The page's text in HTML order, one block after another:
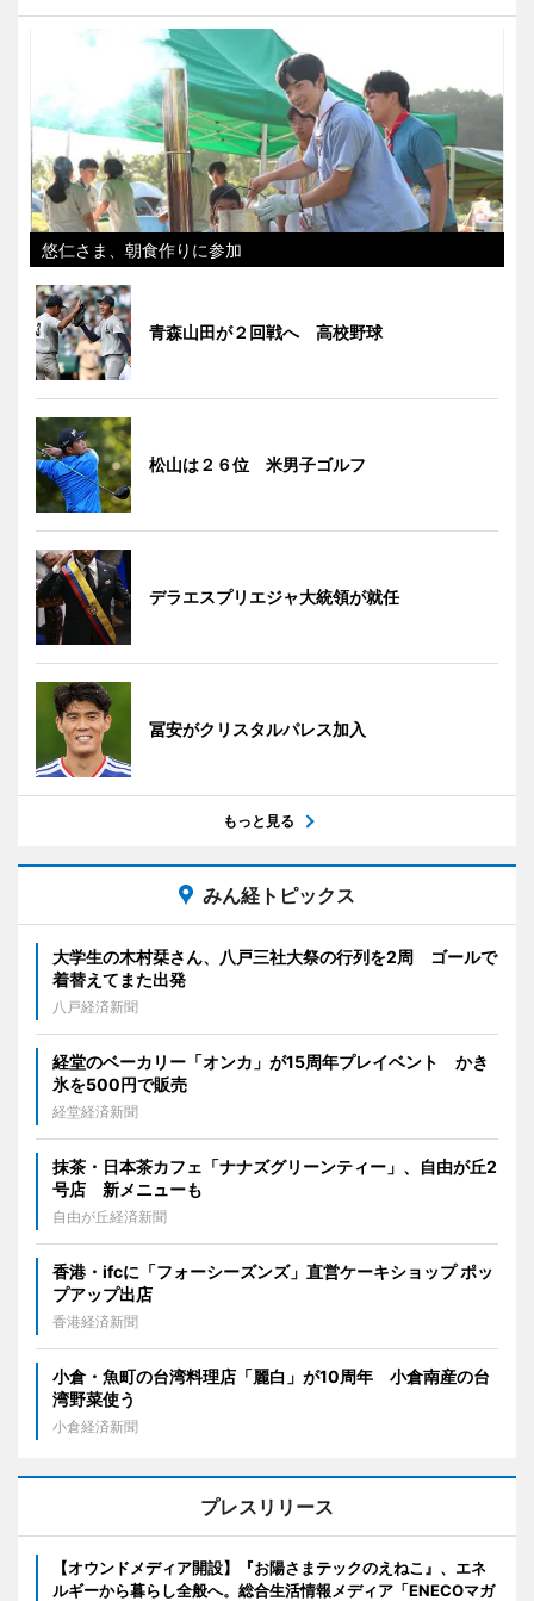
悠仁さま、朝食作りに参加
青森山田が２回戦へ 高校野球
松山は２６位 米男子ゴルフ
デラエスプリエジャ大統領が就任
冨安がクリスタルパレス加入
もっと見る
みん経トピックス
大学生の木村栞さん、八戸三社大祭の行列を2周 ゴールで
着替えてまた出発
八戸経済新聞
経堂のベーカリー「オンカ」が15周年プレイベント かき
氷を500円で販売
経堂経済新聞
抹茶・日本茶カフェ「ナナズグリーンティー」、自由が丘2
号店 新メニューも
自由が丘経済新聞
香港・ifcに「フォーシーズンズ」直営ケーキショップ ポッ
プアップ出店
香港経済新聞
小倉・魚町の台湾料理店「麗白」が10周年 小倉南産の台
湾野菜使う
小倉経済新聞
プレスリリース
【オウンドメディア開設】『お陽さまテックのえねこ』、エネ
ルギーから暮らし全般へ。総合生活情報メディア「ENECOマガ